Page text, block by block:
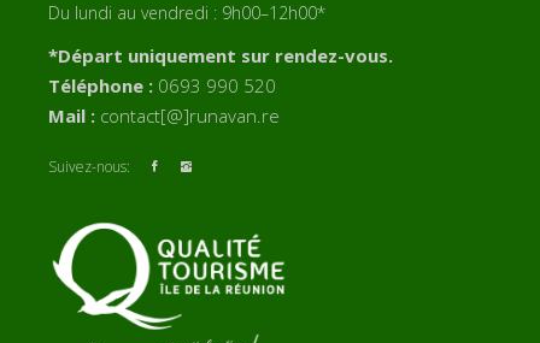
Du lundi au vendredi : 9h00–12h00*
*Départ uniquement sur rendez-vous.
Téléphone : 0693 990 520
Mail : contact[@]runavan.re
Suivez-nous: